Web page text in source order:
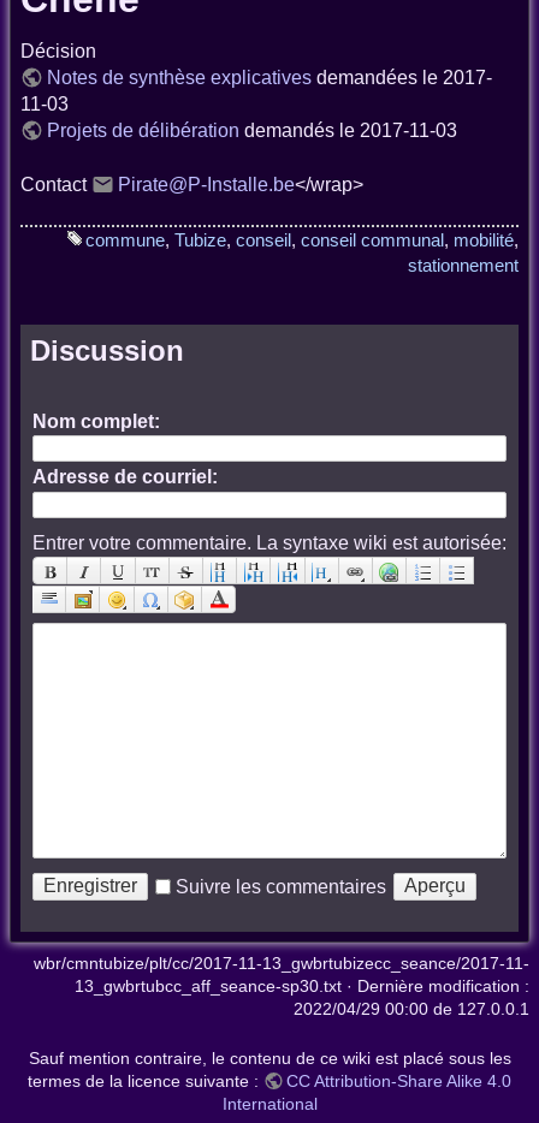
Décision
Notes de synthèse explicatives demandées le 2017-
11-03
Projets de délibération demandés le 2017-11-03
Contact Pirate@P-Installe.be</wrap>
commune, Tubize, conseil, conseil communal, mobilité,
stationnement
Discussion
Nom complet:
Adresse de courriel:
Entrer votre commentaire. La syntaxe wiki est autorisée:
Suivre les commentaires
wbr/cmntubize/plt/cc/2017-11-13_gwbrtubizecc_seance/2017-11-
13_gwbrtubcc_aff_seance-sp30.txt · Dernière modification :
2022/04/29 00:00 de 127.0.0.1
Sauf mention contraire, le contenu de ce wiki est placé sous les
termes de la licence suivante :
CC Attribution-Share Alike 4.0
International